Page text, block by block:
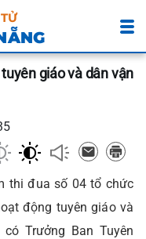
giáo và dân vận
thi đua số 04 tổ chức
động tuyên giáo và
Trưởng Ban Tuyên